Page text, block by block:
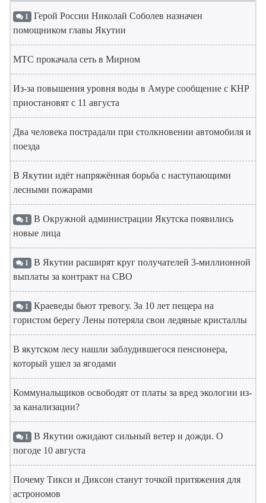
1 Герой России Николай Соболев назначен
помощником главы Якутии
МТС прокачала сеть в Мирном
Из-за повышения уровня воды в Амуре сообщение с КНР
приостановят с 11 августа
Два человека пострадали при столкновении автомобиля и
поезда
В Якутии идёт напряжённая борьба с наступающими
лесными пожарами
1 В Окружной администрации Якутска появились
новые лица
1 В Якутии расширят круг получателей 3-миллионной
выплаты за контракт на СВО
1 Краеведы бьют тревогу. За 10 лет пещера на
гористом берегу Лены потеряла свои ледяные кристаллы
В якутском лесу нашли заблудившегося пенсионера,
который ушел за ягодами
Коммунальщиков освободят от платы за вред экологии из-
за канализации?
1 В Якутии ожидают сильный ветер и дожди. О
погоде 10 августа
Почему Тикси и Диксон станут точкой притяжения для
астрономов